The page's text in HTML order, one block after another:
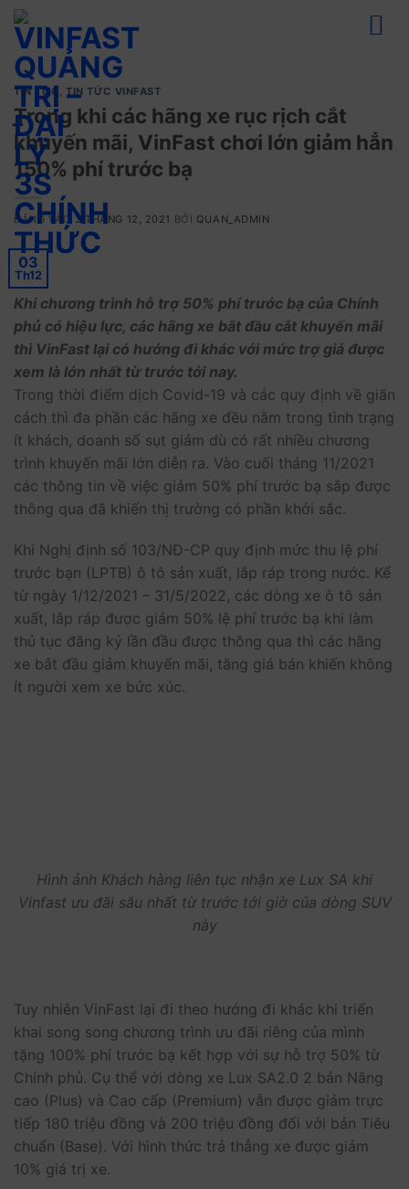
Bỏ
qua
nội
dung
TIN TỨC ,TIN TỨC VINFAST
Trong khi các hãng xe rục rịch cắt
khuyến mãi, VinFast chơi lớn giảm hẳn
150% phí trước bạ
ĐĂNG VÀO3 THÁNG 12, 2021 BỞI QUAN_ADMIN
03
Th12
Khi chương trình hỗ trợ 50% phí trước bạ của Chính
phủ có hiệu lực, các hãng xe bắt đầu cắt khuyến mãi
thì VinFast lại có hướng đi khác với mức trợ giá được
xem là lớn nhất từ trước tới nay.
Trong thời điểm dịch Covid-19 và các quy định về giãn
cách thì đa phần các hãng xe đều nằm trong tình trạng
ít khách, doanh số sụt giảm dù có rất nhiều chương
trình khuyến mãi lớn diễn ra. Vào cuối tháng 11/2021
các thông tin về việc giảm 50% phí trước bạ sắp được
thông qua đã khiến thị trường có phần khởi sắc.
Khi Nghị định số 103/NĐ-CP quy định mức thu lệ phí
trước bạn (LPTB) ô tô sản xuất, lắp ráp trong nước. Kể
từ ngày 1/12/2021 – 31/5/2022, các dòng xe ô tô sản
xuất, lắp ráp được giảm 50% lệ phí trước bạ khi làm
thủ tục đăng ký lần đầu được thông qua thì các hãng
xe bắt đầu giảm khuyến mãi, tăng giá bán khiến không
ít người xem xe bức xúc.
Hình ảnh Khách hàng liên tục nhận xe Lux SA khi
Vinfast ưu đãi sâu nhất từ trước tới giờ của dòng SUV
này
Tuy nhiên VinFast lại đi theo hướng đi khác khi triển
khai song song chương trình ưu đãi riêng của mình
tặng 100% phí trước bạ kết hợp với sự hỗ trợ 50% từ
Chính phủ. Cụ thể với dòng xe Lux SA2.0 2 bản Nâng
cao (Plus) và Cao cấp (Premium) vẫn được giảm trực
tiếp 180 triệu đồng và 200 triệu đồng đối với bản Tiêu
chuẩn (Base). Với hình thức trả thẳng xe được giảm
10% giá trị xe.